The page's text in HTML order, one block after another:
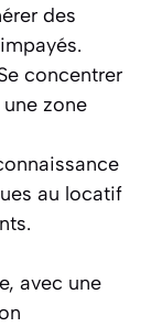
des
concentrer
zone
au locatif
avec une